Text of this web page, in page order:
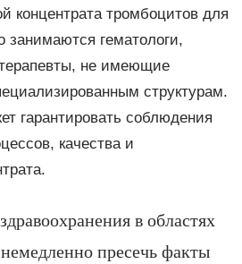
концентрата тромбоцитов для
занимаются гематологи,
не имеющие
структурам.
гарантировать соблюдения
качества и
в областях
пресечь факты